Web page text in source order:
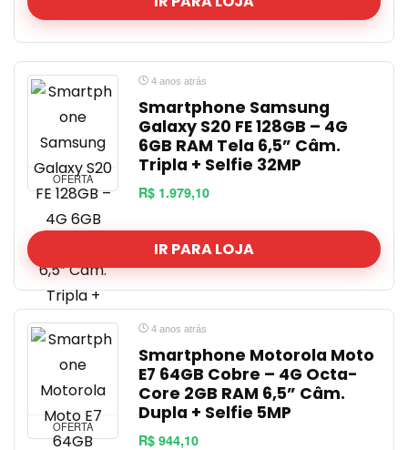
OFERTA
4 anos atrás
Smartphone Samsung
Galaxy S20 FE 128GB – 4G
6GB RAM Tela 6,5” Câm.
Tripla + Selfie 32MP
R$ 1.979,10
IR PARA LOJA
OFERTA
4 anos atrás
Smartphone Motorola Moto
E7 64GB Cobre – 4G Octa-
Core 2GB RAM 6,5” Câm.
Dupla + Selfie 5MP
R$ 944,10